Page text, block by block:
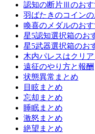
認知の断片Ⅲのおす
羽ばたきのコイン
喚喜のメダルのお
星5認知選択箱のお
星5武器選択箱のお
木内パレスはクリ
遠征のやり方と報酬
状態異常まとめ
目眩まとめ
忘却まとめ
睡眠まとめ
激怒まとめ
絶望まとめ